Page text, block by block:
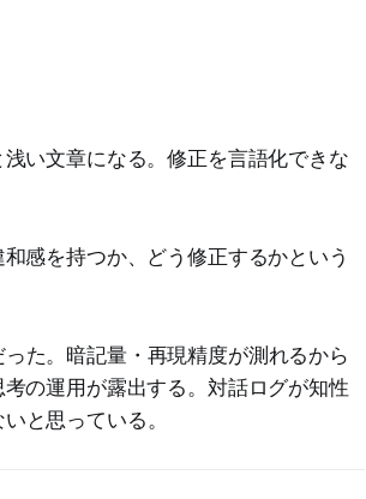
い文章になる。修正を言語化できな
感を持つか、どう修正するかという
た。暗記量・再現精度が測れるから
の運用が露出する。対話ログが知性
と思っている。